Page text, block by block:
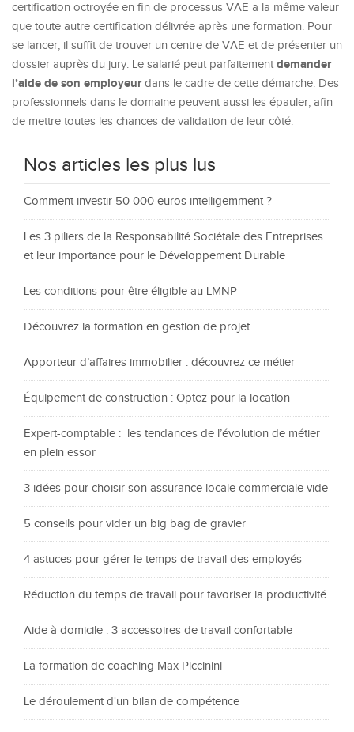
certification octroyée en fin de processus VAE a la même valeur
que toute autre certification délivrée après une formation. Pour
se lancer, il suffit de trouver un centre de VAE et de présenter un
dossier auprès du jury. Le salarié peut parfaitement demander
l’aide de son employeurdans le cadre de cette démarche. Des
professionnels dans le domaine peuvent aussi les épauler, afin
de mettre toutes les chances de validation de leur côté.
Nos articles les plus lus
Comment investir 50 000 euros intelligemment ?
Les 3 piliers de la Responsabilité Sociétale des Entreprises
et leur importance pour le Développement Durable
Les conditions pour être éligible au LMNP
Découvrez la formation en gestion de projet
Apporteur d’affaires immobilier : découvrez ce métier
Équipement de construction : Optez pour la location
Expert-comptable : les tendances de l’évolution de métier
en plein essor
3 idées pour choisir son assurance locale commerciale vide
5 conseils pour vider un big bag de gravier
4 astuces pour gérer le temps de travail des employés
Réduction du temps de travail pour favoriser la productivité
Aide à domicile : 3 accessoires de travail confortable
La formation de coaching Max Piccinini
Le déroulement d'un bilan de compétence